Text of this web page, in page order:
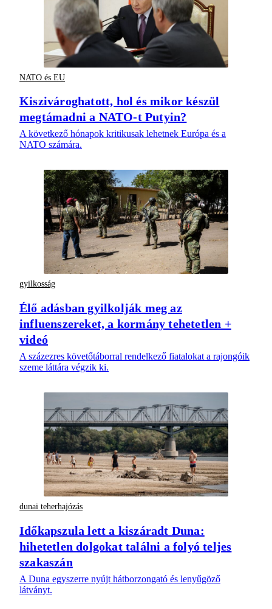
NATO és EU
Kiszivároghatott, hol és mikor készül
megtámadni a NATO-t Putyin?
A következő hónapok kritikusak lehetnek Európa és a
NATO számára.
gyilkosság
Élő adásban gyilkolják meg az
influenszereket, a kormány tehetetlen +
videó
A százezres követőtáborral rendelkező fiatalokat a rajongóik
szeme láttára végzik ki.
dunai teherhajózás
Időkapszula lett a kiszáradt Duna:
hihetetlen dolgokat találni a folyó teljes
szakaszán
A Duna egyszerre nyújt hátborzongató és lenyűgöző
látványt.